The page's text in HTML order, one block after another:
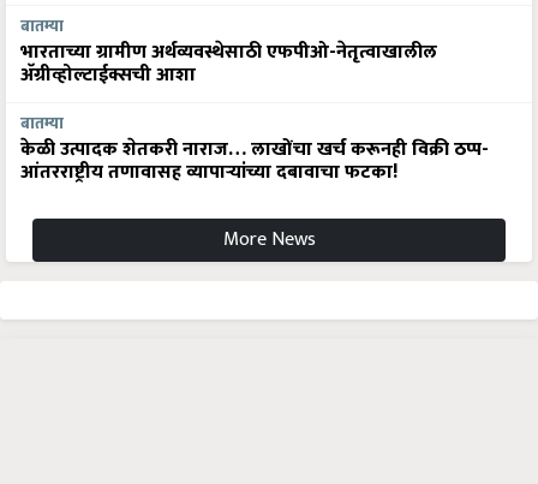
बातम्या
भारताच्या ग्रामीण अर्थव्यवस्थेसाठी एफपीओ-नेतृत्वाखालील
अ‍ॅग्रीव्होल्टाईक्सची आशा
बातम्या
केळी उत्पादक शेतकरी नाराज… लाखोंचा खर्च करूनही विक्री ठप्प-
आंतरराष्ट्रीय तणावासह व्यापाऱ्यांच्या दबावाचा फटका!
More News